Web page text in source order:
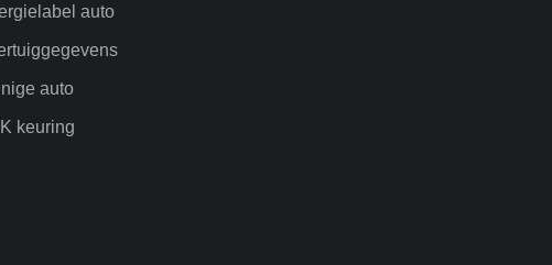
auto
auto
keuring